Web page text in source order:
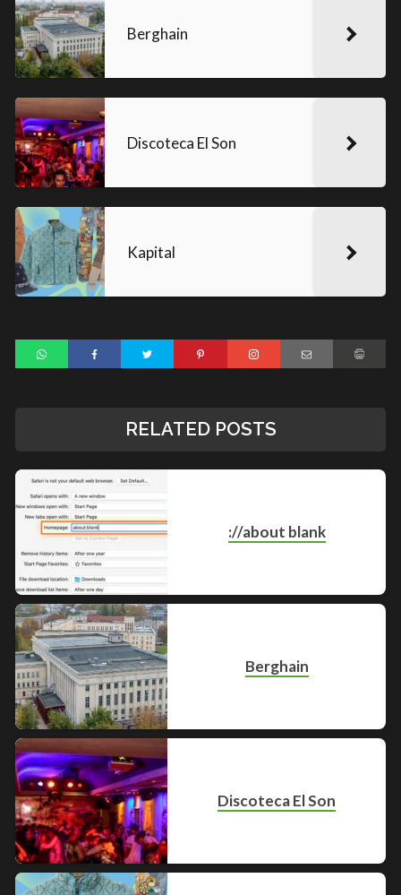
Berghain
Discoteca El Son
Kapital
RELATED POSTS
://about blank
Berghain
Discoteca El Son